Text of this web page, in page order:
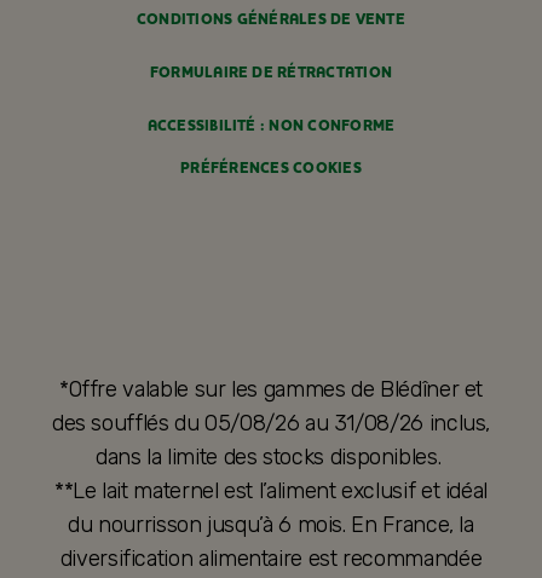
CONDITIONS GÉNÉRALES DE VENTE
FORMULAIRE DE RÉTRACTATION
ACCESSIBILITÉ : NON CONFORME
PRÉFÉRENCES COOKIES
*Offre valable sur les gammes de Blédîner et
des soufflés du 05/08/26 au 31/08/26 inclus,
dans la limite des stocks disponibles.
**Le lait maternel est l’aliment exclusif et idéal
du nourrisson jusqu’à 6 mois. En France, la
diversification alimentaire est recommandée